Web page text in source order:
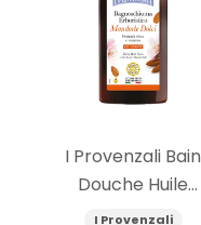
I Provenzali Bain
Douche Huile
d’Amande Douce
I Provenzali